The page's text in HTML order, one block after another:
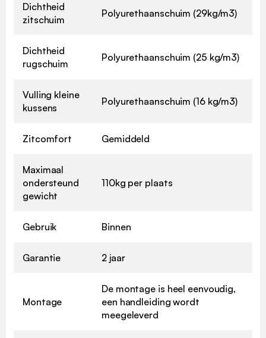
Dichtheid
zitschuim
Polyurethaanschuim (29kg/m3)
Dichtheid
rugschuim
Polyurethaanschuim (25 kg/m3)
Vulling kleine
kussens
Polyurethaanschuim (16 kg/m3)
Zitcomfort Gemiddeld
Maximaal
ondersteund
gewicht
110kg per plaats
Gebruik Binnen
Garantie 2 jaar
Montage
De montage is heel eenvoudig,
een handleiding wordt
meegeleverd